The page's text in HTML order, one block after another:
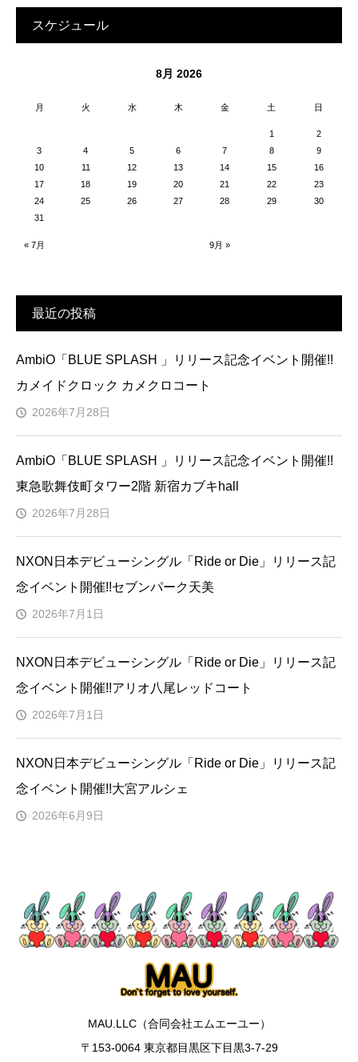
スケジュール
8月 2026
月 火 水 木 金 土 日
1
2
3
4 5 6 7 8
9
10
11 12 13 14 15
16
17
18 19 20 21 22
23
24
25 26 27 28 29
30
31
« 7月 9月 »
最近の投稿
AmbiO「BLUE SPLASH 」リリース記念イベント開催!!
カメイドクロック カメクロコート
2026年7月28日
AmbiO「BLUE SPLASH 」リリース記念イベント開催!!
東急歌舞伎町タワー2階 新宿カブキhall
2026年7月28日
NXON日本デビューシングル「Ride or Die」リリース記
念イベント開催!!セブンパーク天美
2026年7月1日
NXON日本デビューシングル「Ride or Die」リリース記
念イベント開催!!アリオ八尾レッドコート
2026年7月1日
NXON日本デビューシングル「Ride or Die」リリース記
念イベント開催!!大宮アルシェ
2026年6月9日
MAU.LLC（合同会社エムエーユー）
〒153-0064 東京都目黒区下目黒3-7-29